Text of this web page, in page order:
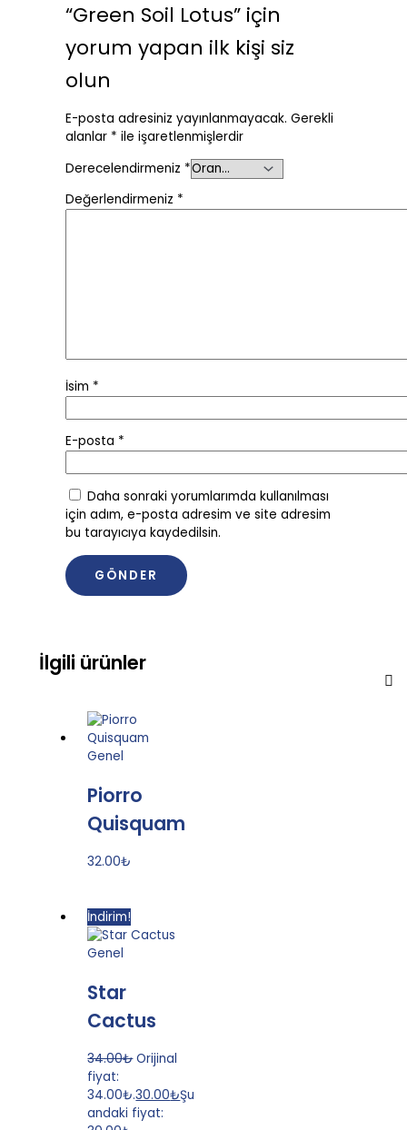
“Green Soil Lotus” için
yorum yapan ilk kişi siz
olun
E-posta adresiniz yayınlanmayacak. Gerekli
alanlar * ile işaretlenmişlerdir
Derecelendirmeniz *
Değerlendirmeniz *
İsim *
E-posta *
Daha sonraki yorumlarımda kullanılması
için adım, e-posta adresim ve site adresim
bu tarayıcıya kaydedilsin.
İlgili ürünler
Genel
Piorro
Quisquam
32.00₺
İndirim!
Genel
Star
Cactus
34.00₺ Orijinal
fiyat:
34.00₺.30.00₺Şu
andaki fiyat: